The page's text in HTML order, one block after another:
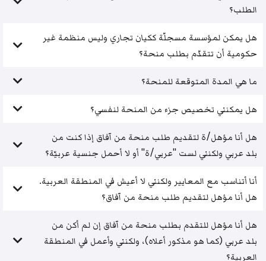
الطلب؟
هل يمكن لمؤسسة مسجلّة ككيان تجاري وليس منظمة غير
حكومية أن تتقدّم بطلب منحة؟
ما هي المدة المتوقعة للمنحة؟
هل يمكنني تخصيص جزء من المنحة لنفسي؟
هل أنا مؤهل/ة لتقديم طلب منحة من آفاق إذا كنت من
بلد عربي ولكنني لست "عربي/ة" أو لا أحمل جنسية عربيّة؟
أنا أتناسب مع المعايير ولكنني لا أعيش في المنطقة العربية.
هل أنا مؤهل لتقديم طلب منحة من آفاق؟
هل أنا مؤهل للتقدم بطلب منحة من آفاق إن لم أكن من
بلد عربي (كما هو مذكور أعلاه)، ولكنني وأعمل في المنطقة
العربية؟